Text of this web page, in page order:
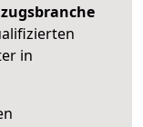
in